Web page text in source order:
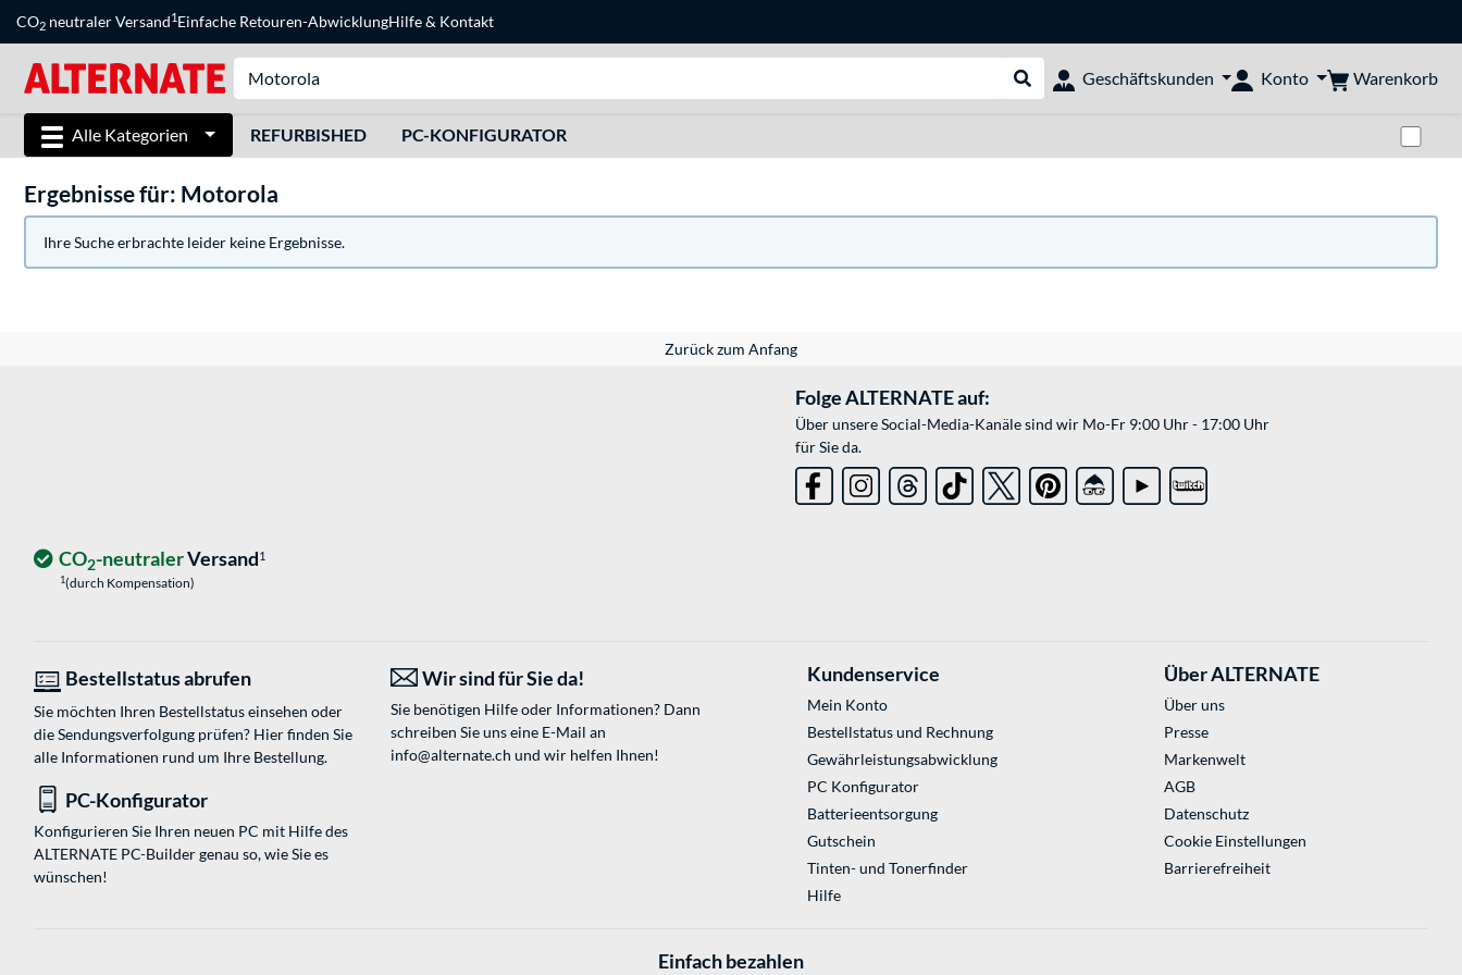
CO2 neutraler Versand1Einfache Retouren-AbwicklungHilfe& Kontakt
Suche durchführen
Geschäftskunden Konto Warenkorb
Alle Kategorien REFURBISHED PC-KONFIGURATOR
Ergebnisse für: Motorola
Ihre Suche erbrachte leider keine Ergebnisse.
Zurück zum Anfang
Folge ALTERNATE auf:
Über unsere Social-Media-Kanäle sind wir Mo-Fr 9:00 Uhr - 17:00 Uhr
für Sie da.
CO2-neutralerVersand1
1(durch Kompensation)
Bestellstatus abrufen
Sie möchten Ihren Bestellstatus einsehen oder
die Sendungsverfolgung prüfen? Hier finden Sie
alle Informationen rund um Ihre Bestellung.
Wir sind für Sie da!
Sie benötigen Hilfe oder Informationen? Dann
schreiben Sie uns eine E-Mail an
info@alternate.ch und wir helfen Ihnen!
PC-Konfigurator
Konfigurieren Sie Ihren neuen PC mit Hilfe des
ALTERNATE PC-Builder genau so, wie Sie es
wünschen!
Kundenservice
Mein Konto
Bestellstatus und Rechnung
Gewährleistungsabwicklung
PC Konfigurator
Batterieentsorgung
Gutschein
Tinten- und Tonerfinder
Hilfe
Über ALTERNATE
Über uns
Presse
Markenwelt
AGB
Datenschutz
Cookie Einstellungen
Barrierefreiheit
Einfach bezahlen